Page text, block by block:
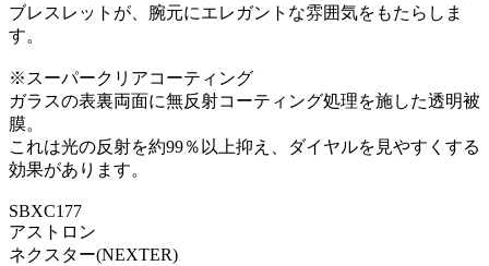
ブレスレットが、腕元にエレガントな雰囲気をもたらしま
す。
※スーパークリアコーティング
ガラスの表裏両面に無反射コーティング処理を施した透明被
膜。
これは光の反射を約99％以上抑え、ダイヤルを見やすくする
効果があります。
SBXC177
アストロン
ネクスター(NEXTER)